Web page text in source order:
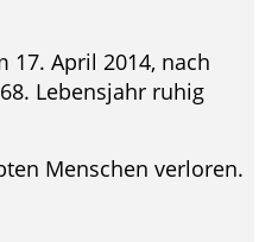
17. April 2014, nach
Lebensjahr ruhig
Menschen verloren.